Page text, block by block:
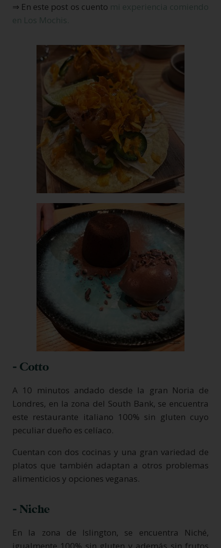
⇒ En este post os cuento mi experiencia comiendo
en Los Mochis.
- Cotto
A 10 minutos andado desde la gran Noria de
Londres, en la zona del South Bank, se encuentra
este restaurante italiano 100% sin gluten cuyo
peculiar dueño es celíaco.
Cuentan con dos cocinas y una gran variedad de
platos que también adaptan a otros problemas
alimenticios y opciones veganas.
- Niche
En la zona de Islington, se encuentra Niché,
igualmente 100% sin gluten y además sin frutos